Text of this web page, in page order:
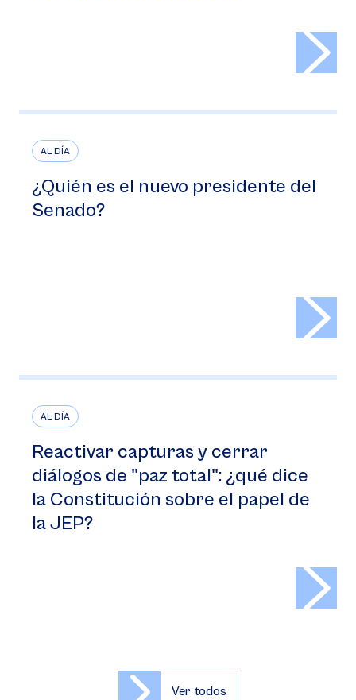
AL DÍA
¿Quién es el nuevo presidente del
Senado?
AL DÍA
Reactivar capturas y cerrar
diálogos de "paz total": ¿qué dice
la Constitución sobre el papel de
la JEP?
Ver todos